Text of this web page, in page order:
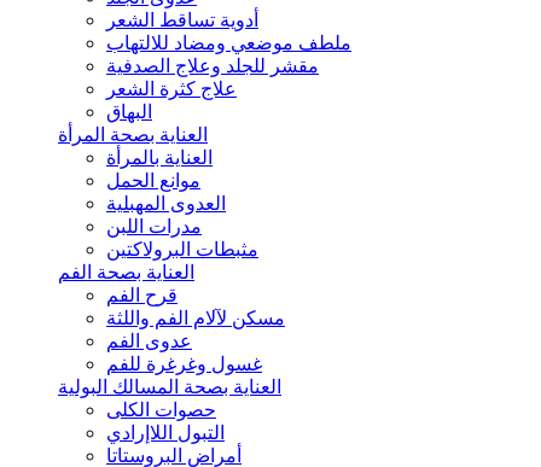
أدوية تساقط الشعر
ملطف موضعي ومضاد للالتهاب
مقشر للجلد وعلاج الصدفية
علاج كثرة الشعر
البهاق
العناية بصحة المرأة
العناية بالمرأة
موانع الحمل
العدوى المهبلية
مدرات اللبن
مثبطات البرولاكتين
العناية بصحة الفم
قرح الفم
مسكن لآلام الفم واللثة
عدوى الفم
غسول وغرغرة للفم
العناية بصحة المسالك البولية
حصوات الكلى
التبول اللاإرادي
أمراض البروستاتا